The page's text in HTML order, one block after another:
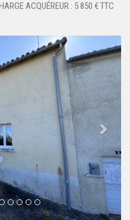
ACQUÉREUR : 5 850 € TTC
Next